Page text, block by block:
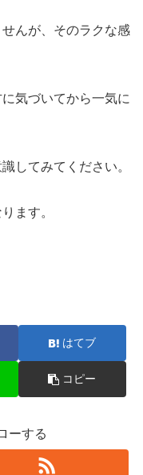
んが、そのラクな感
気づいてから一気に
してみてください。
ます。
はてブ
コピー
ーする